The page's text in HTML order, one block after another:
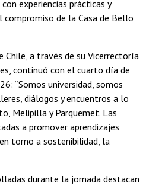
experiencias prácticas y
de la Casa de Bello
Chile, a través de su Vicerrectoría
continuó con el cuarto día de
“Somos universidad, somos
diálogos y encuentros a lo
Melipilla y Parquemet. Las
a promover aprendizajes
torno a sostenibilidad, la
durante la jornada destacan